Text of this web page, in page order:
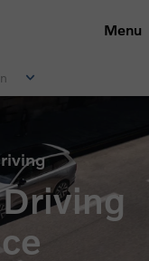
Menu